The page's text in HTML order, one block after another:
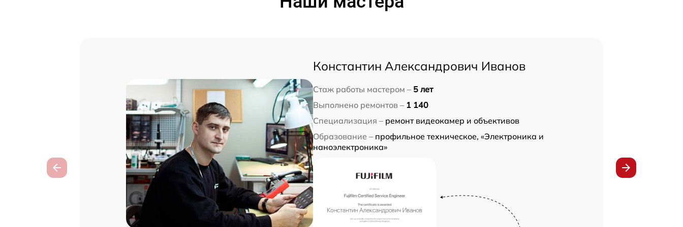
Константин Александрович Иванов
Стаж работы мастером – 5 лет
Выполнено ремонтов – 1 140
Специализация – ремонт видеокамер и объективов
Образование – профильное техническое, «Электроника и
наноэлектроника»